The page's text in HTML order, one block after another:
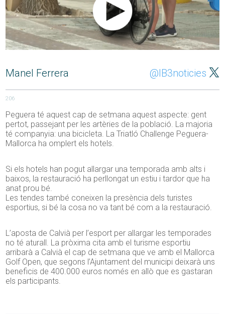
Manel Ferrera @IB3noticies
206
Peguera té aquest cap de setmana aquest aspecte: gent
pertot, passejant per les artèries de la població. La majoria
té companyia: una bicicleta. La Triatló Challenge Peguera-
Mallorca ha omplert els hotels.
Si els hotels han pogut allargar una temporada amb alts i
baixos, la restauració ha perllongat un estiu i tardor que ha
anat prou bé.
Les tendes també coneixen la presència dels turistes
esportius, si bé la cosa no va tant bé com a la restauració.
L’aposta de Calvià per l’esport per allargar les temporades
no té aturall. La pròxima cita amb el turisme esportiu
arribarà a Calvià el cap de setmana que ve amb el Mallorca
Golf Open, que segons l’Ajuntament del municipi deixarà uns
beneficis de 400.000 euros només en allò que es gastaran
els participants.